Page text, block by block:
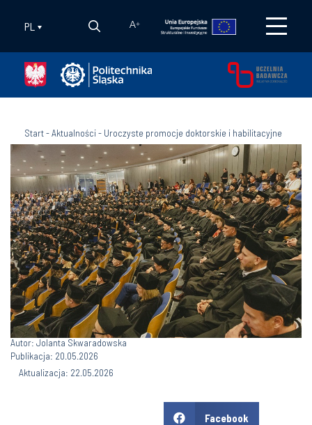
PL A+
Start-Aktualności- Uroczyste promocje doktorskie i habilitacyjne
Autor: Jolanta Skwaradowska
Publikacja: 20.05.2026
Aktualizacja: 22.05.2026
Facebook